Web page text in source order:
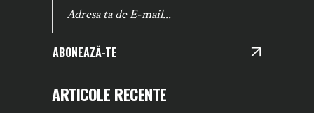
ABONEAZĂ-TE
ARTICOLE RECENTE